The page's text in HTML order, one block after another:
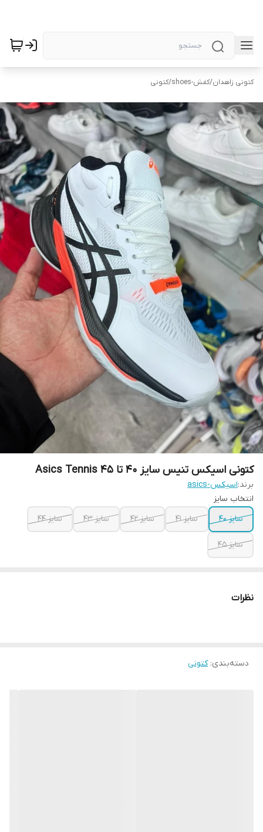
کتونی زاهدان/کفش-shoes /کتونی
کتونی اسیکس تنیس سایز ۴۰ تا ۴۵ Asics Tennis
برند:اسیکس-asics
انتخاب سایز
سایز 40
سایز 41 سایز 42 سایز 43 سایز 44
سایز 45
نظرات
دسته‌بندی:کتونی